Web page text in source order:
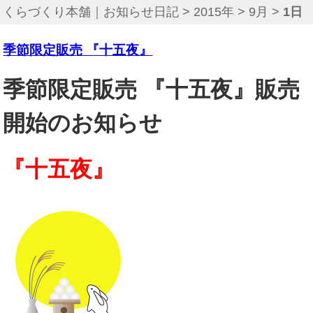
くらづくり本舗｜お知らせ日記 > 2015年 > 9月 > 1日
季節限定販売 『十五夜』
季節限定販売 『十五夜』販売
開始のお知らせ
『十五夜』